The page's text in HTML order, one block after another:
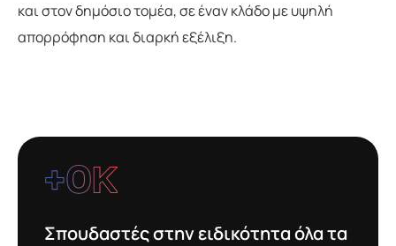
και στον δημόσιο τομέα, σε έναν κλάδο με υψηλή
απορρόφηση και διαρκή εξέλιξη.
+0Κ
Σπουδαστές στην ειδικότητα όλα τα